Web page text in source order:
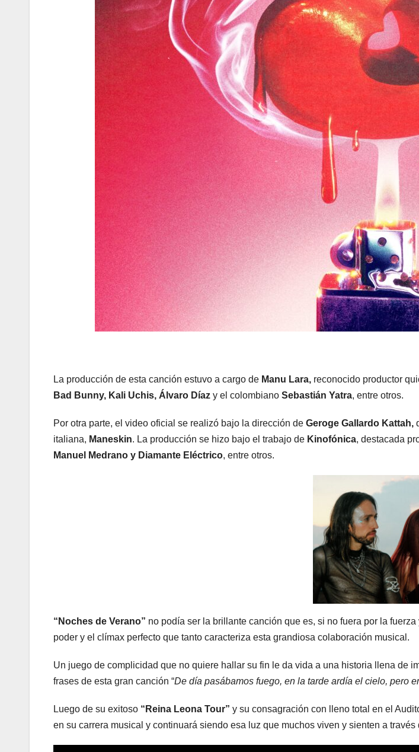
La producción de esta canción estuvo a cargo de Manu Lara, reconocido productor
Bad Bunny, Kali Uchis, Álvaro Díaz y el colombiano Sebastián Yatra, entre otros.
Por otra parte, el video oficial se realizó bajo la dirección de Geroge Gallardo Kattah,
italiana, Maneskin. La producción se hizo bajo el trabajo de Kinofónica, destacada
Manuel Medrano y Diamante Eléctrico, entre otros.
“Noches de Verano” no podía ser la brillante canción que es, si no fuera por la
poder y el clímax perfecto que tanto caracteriza esta grandiosa colaboración musical.
Un juego de complicidad que no quiere hallar su fin le da vida a una historia llena de
frases de esta gran canción “De día pasábamos fuego, en la tarde ardía el cielo, pero
Luego de su exitoso “Reina Leona Tour” y su consagración con lleno total en el
en su carrera musical y continuará siendo esa luz que muchos viven y sienten a través